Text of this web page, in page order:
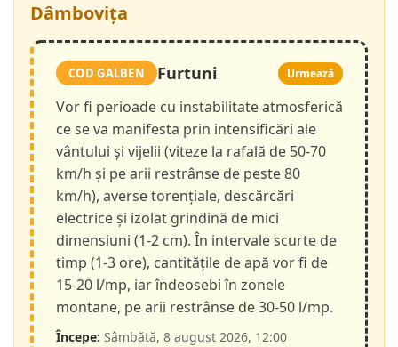
Dâmbovița
COD GALBEN Furtuni Urmează
Vor fi perioade cu instabilitate atmosferică
ce se va manifesta prin intensificări ale
vântului și vijelii (viteze la rafală de 50-70
km/h și pe arii restrânse de peste 80
km/h), averse torențiale, descărcări
electrice și izolat grindină de mici
dimensiuni (1-2 cm). În intervale scurte de
timp (1-3 ore), cantitățile de apă vor fi de
15-20 l/mp, iar îndeosebi în zonele
montane, pe arii restrânse de 30-50 l/mp.
Începe: Sâmbătă, 8 august 2026, 12:00